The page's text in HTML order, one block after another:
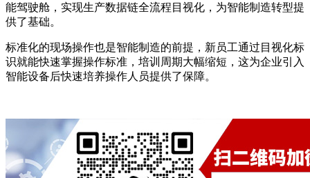
能驾驶舱，实现生产数据链全流程目视化，为智能制造转型提
供了基础。
标准化的现场操作也是智能制造的前提，新员工通过目视化标
识就能快速掌握操作标准，培训周期大幅缩短，这为企业引入
智能设备后快速培养操作人员提供了保障。